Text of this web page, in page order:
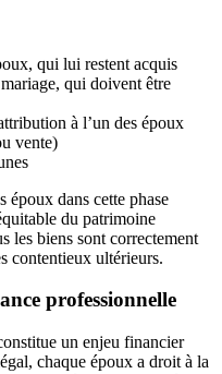
qui lui restent acquis
qui doivent être
à l’un des époux
vente)
époux dans cette phase
du patrimoine
les biens sont correctement
contentieux ultérieurs.
professionnelle
un enjeu financier
chaque époux a droit à la